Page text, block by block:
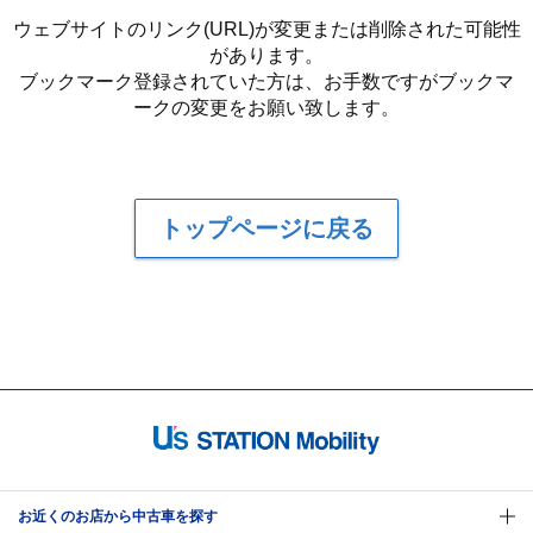
ウェブサイトのリンク(URL)が変更または削除された可能性
があります。
ブックマーク登録されていた方は、お手数ですがブックマ
ークの変更をお願い致します。
トップページに戻る
お近くのお店から中古車を探す